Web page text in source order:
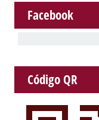
Facebook
Código QR